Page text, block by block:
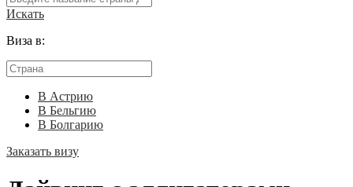
Искать
Виза в:
В Астрию
В Бельгию
В Болгарию
Заказать визу